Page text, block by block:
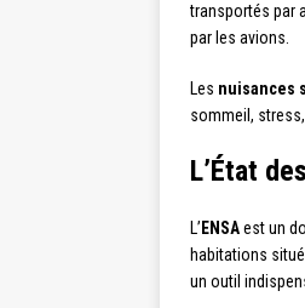
transportés par
par les avions.
Les nuisances
sommeil,
L’État
L’ ENSAest un
habitations
un outil